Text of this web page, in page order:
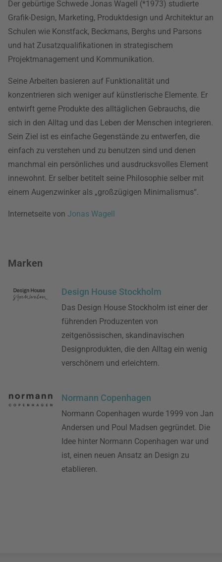
Der gebürtige Schwede Jonas Wagell (*1973) studierte
Grafik-Design, Marketing, Produktdesign und Architektur an
Schulen wie Konstfack, Beckmans, Berghs und Parsons
und hat Zusatzqualifikationen in strategischem
Projektmanagement und Kommunikation.
Seine Arbeiten basieren auf Funktionalität und
konzentrieren sich weniger auf künstlerische Elemente. Er
entwirft gerne Produkte des alltäglichen Gebrauchs, die
sich in den Alltag und das Leben der Menschen integrieren.
Sein Ziel ist es einfache Gegenstände zu entwerfen, die
einfach zu verstehen und zu benutzen sind und denen
manchmal ein persönliches und ausdrucksvolles Element
innewohnt. Er selber betitelt seine Philosophie selber mit
einem Augenzwinker als „großzügigen Minimalismus“.
Internetseite von Jonas Wagell
Marken
Design House Stockholm
Das Design House Stockholm ist einer der
führenden Produzenten von
zeitgenössischen, skandinavischen
Designprodukten, die den Alltag ein wenig
verschönern und erleichtern.
Normann Copenhagen
Normann Copenhagen wurde 1999 von Jan
Andersen und Poul Madsen gegründet. Die
Idee hinter Normann Copenhagen war und
ist, einen neuen Ansatz an Design zu
etablieren.